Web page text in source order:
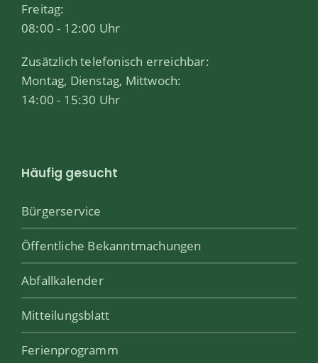
Freitag:
08:00 - 12:00 Uhr
Zusätzlich telefonisch erreichbar:
Montag, Dienstag, Mittwoch:
14:00 - 15:30 Uhr
Häufig gesucht
Bürgerservice
Öffentliche Bekanntmachungen
Abfallkalender
Mitteilungsblatt
Ferienprogramm